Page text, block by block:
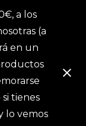
a los
(a
en un
tienes
lo vemos